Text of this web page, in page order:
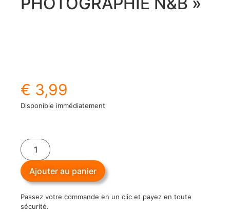
€ 3,99
Disponible immédiatement
Ajouter au panier
Passez votre commande en un clic et payez en toute
sécurité.